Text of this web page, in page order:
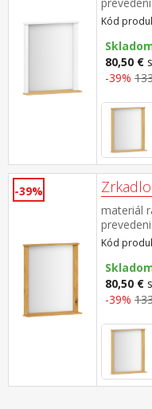
biela/buk
Kód
80,50 €
-39%
-39%
materiál
Kód
80,50 €
-39%